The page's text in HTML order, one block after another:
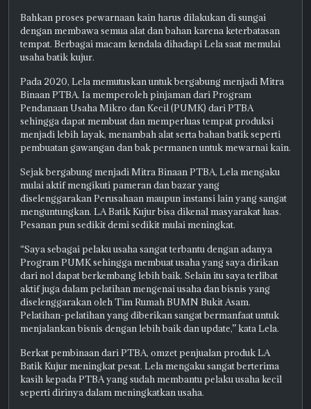
Bahkan proses pewarnaan kain harus dilakukan di sungai
dengan membawa semua alat dan bahan karena keterbatasan
tempat. Berbagai macam kendala dihadapi Lela saat memulai
usaha batik kujur.
Pada 2020, Lela memutuskan untuk bergabung menjadi Mitra
Binaan PTBA. Ia memperoleh pinjaman dari Program
Pendanaan Usaha Mikro dan Kecil (PUMK) dari PTBA
sehingga dapat membuat dan memperluas tempat produksi
menjadi lebih layak, menambah alat serta bahan batik seperti
pembuatan gawangan dan bak permanen untuk mewarnai kain.
Sejak bergabung menjadi Mitra Binaan PTBA, Lela mengaku
mulai aktif mengikuti pameran dan bazar yang
diselenggarakan Perusahaan maupun instansi lain yang sangat
menguntungkan. LA Batik Kujur bisa dikenal masyarakat luas.
Pesanan pun sedikit demi sedikit mulai meningkat.
“Saya sebagai pelaku usaha sangat terbantu dengan adanya
Program PUMK sehingga membuat usaha yang saya dirikan
dari nol dapat berkembang lebih baik. Selain itu saya terlibat
aktif juga dalam pelatihan mengenai usaha dan bisnis yang
diselenggarakan oleh Tim Rumah BUMN Bukit Asam.
Pelatihan-pelatihan yang diberikan sangat bermanfaat untuk
menjalankan bisnis dengan lebih baik dan update,” kata Lela.
Berkat pembinaan dari PTBA, omzet penjualan produk LA
Batik Kujur meningkat pesat. Lela mengaku sangat berterima
kasih kepada PTBA yang sudah membantu pelaku usaha kecil
seperti dirinya dalam meningkatkan usaha.